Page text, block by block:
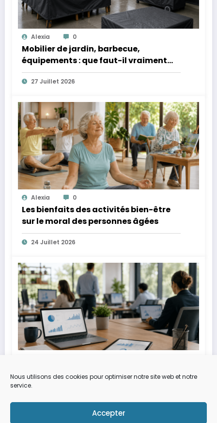
Nous utilisons des cookies pour optimiser notre site web et notre
service.
Accepter
Alexia 0
Mobilier de jardin, barbecue,
équipements : que faut-il vraiment
protéger quand ils restent dehors ?
27 Juillet 2026
Alexia 0
Les bienfaits des activités bien-être
sur le moral des personnes âgées
24 Juillet 2026
recrutements, les entreprises
numériques grâce aux plateformes de
3 Juillet 2026